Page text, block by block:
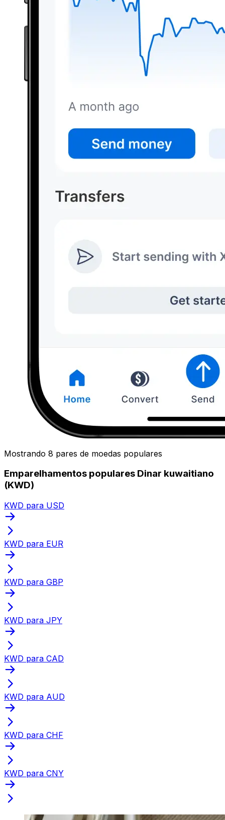
Mostrando 8 pares de moedas populares
Emparelhamentos populares Dinar kuwaitiano
(KWD)
KWD para USD
KWD para EUR
KWD para GBP
KWD para JPY
KWD para CAD
KWD para AUD
KWD para CHF
KWD para CNY